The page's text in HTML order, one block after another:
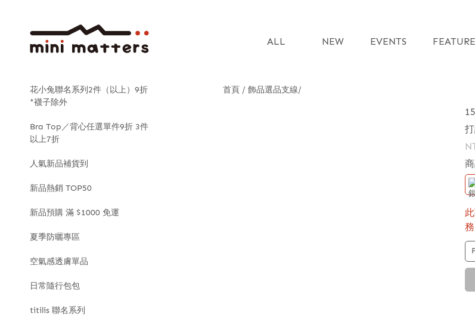
ALL NEW EVENTS
花小兔聯名系列2件（以上）9折
*襪子除外
Bra Top／背心任選單件9折 3件
以上7折
人氣新品補貨到
新品熱銷 TOP50
新品預購 滿 $1000 免運
夏季防曬專區
空氣感透膚單品
日常隨行包包
titilis 聯名系列
首頁 飾品選品支線
務